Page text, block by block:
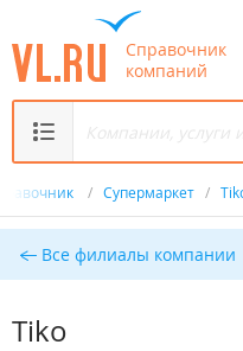
Справочник
компаний
/ Супермаркет /
Все филиалы компании
Tiko